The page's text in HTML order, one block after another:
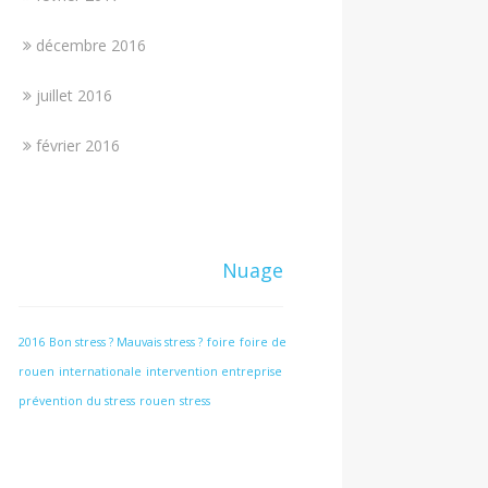
décembre 2016
juillet 2016
février 2016
Nuage
2016 Bon stress ? Mauvais stress ? foire foire de
rouen internationale intervention entreprise
prévention du stress rouen stress